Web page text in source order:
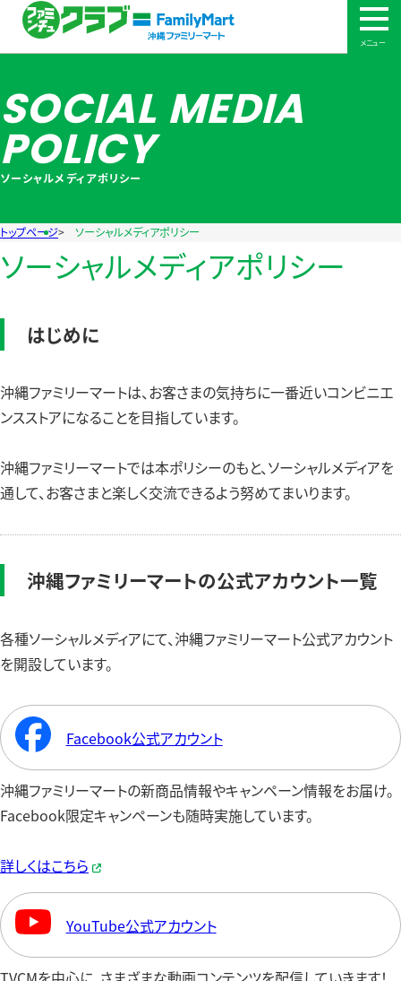
メニュー
SOCIAL MEDIA
POLICY
ソーシャルメディアポリシー
トップページ ソーシャルメディアポリシー
ソーシャルメディアポリシー
はじめに
沖縄ファミリーマートは、お客さまの気持ちに一番近いコンビニエ
ンスストアになることを目指しています。
沖縄ファミリーマートでは本ポリシーのもと、ソーシャルメディアを
通して、お客さまと楽しく交流できるよう努めてまいります。
沖縄ファミリーマートの公式アカウント一覧
各種ソーシャルメディアにて、沖縄ファミリーマート公式アカウント
を開設しています。
Facebook公式アカウント
沖縄ファミリーマートの新商品情報やキャンペーン情報をお届け。
Facebook限定キャンペーンも随時実施しています。
詳しくはこちら
YouTube公式アカウント